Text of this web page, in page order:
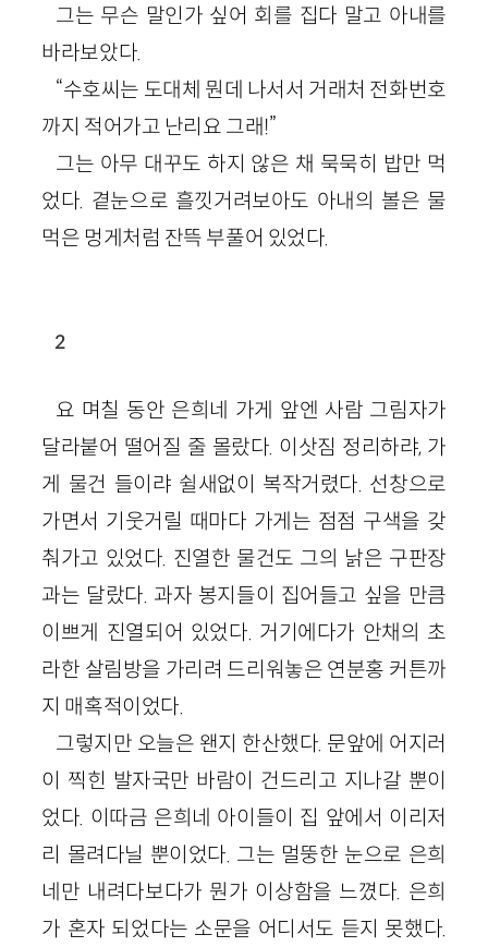
그는 무슨 말인가 싶어 회를 집다 말고 아내를
바라보았다.
“수호씨는 도대체 뭔데 나서서 거래처 전화번호
까지 적어가고 난리요 그래!”
그는 아무 대꾸도 하지 않은 채 묵묵히 밥만 먹
었다. 곁눈으로 흘낏거려보아도 아내의 볼은 물
먹은 멍게처럼 잔뜩 부풀어 있었다.
2
요 며칠 동안 은희네 가게 앞엔 사람 그림자가
달라붙어 떨어질 줄 몰랐다. 이삿짐 정리하랴, 가
게 물건 들이랴 쉴새없이 복작거렸다. 선창으로
가면서 기웃거릴 때마다 가게는 점점 구색을 갖
춰가고 있었다. 진열한 물건도 그의 낡은 구판장
과는 달랐다. 과자 봉지들이 집어들고 싶을 만큼
이쁘게 진열되어 있었다. 거기에다가 안채의 초
라한 살림방을 가리려 드리워놓은 연분홍 커튼까
지 매혹적이었다.
그렇지만 오늘은 왠지 한산했다. 문앞에 어지러
이 찍힌 발자국만 바람이 건드리고 지나갈 뿐이
었다. 이따금 은희네 아이들이 집 앞에서 이리저
리 몰려다닐 뿐이었다. 그는 멀뚱한 눈으로 은희
네만 내려다보다가 뭔가 이상함을 느꼈다. 은희
가 혼자 되었다는 소문을 어디서도 듣지 못했다.